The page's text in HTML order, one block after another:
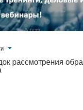
рассмотрения